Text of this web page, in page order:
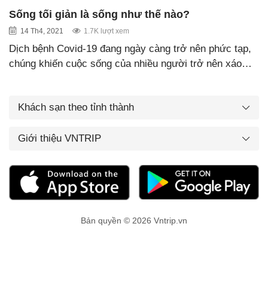
Sống tối giản là sống như thế nào?
14 Th4, 2021 1.7K lượt xem
Dịch bệnh Covid-19 đang ngày càng trở nên phức tạp,
chúng khiến cuộc sống của nhiều người trở nên xáo…
Khách sạn theo tỉnh thành
Giới thiệu VNTRIP
Bản quyền © 2026 Vntrip.vn